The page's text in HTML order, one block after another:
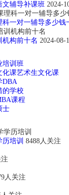
文辅导补课班 2024-
科一对一辅导多少钱
机构前十名 2024-08-
培训班
化课艺术生文化课
DBA
的学校
课程
士
培训 8488人关注
人关注